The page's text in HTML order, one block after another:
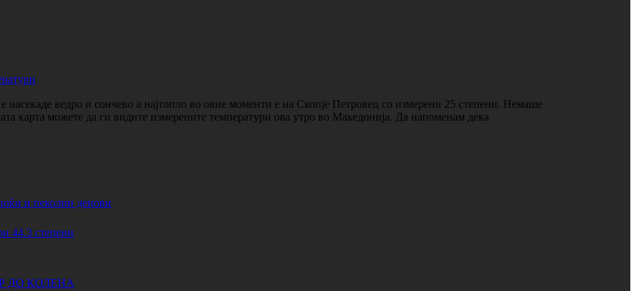
ведро и сончево а најтопло во овие моменти е на Скопје Петровец со измерени 25 степени. Немаше
карта можете да ги видите измерените температури ова утро во Македонија. Да напоменам дека
и пеколни денови
степени
ДО КОЛЕНА